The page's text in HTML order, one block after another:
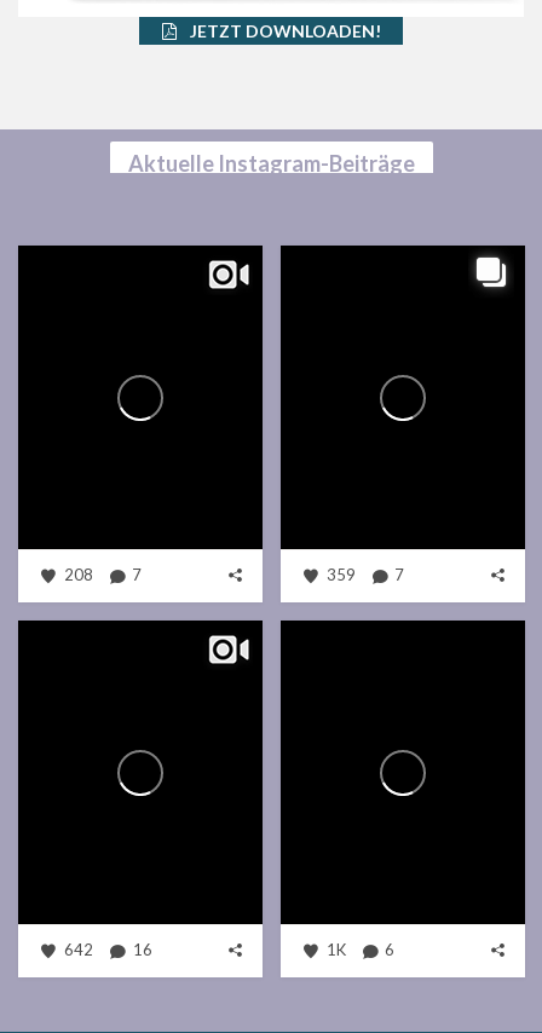
JETZT DOWNLOADEN!
Aktuelle Instagram-Beiträge
208 7 359 7
642 16 1K 6